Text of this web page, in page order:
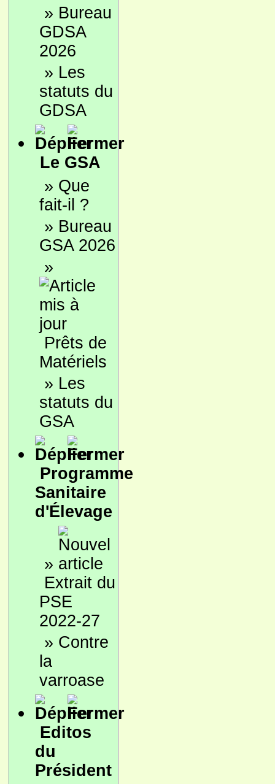
» Bureau
GDSA
2026
» Les
statuts du
GDSA
Le GSA
» Que
fait-il ?
» Bureau
GSA 2026
»
Prêts de
Matériels
» Les
statuts du
GSA
Programme
Sanitaire
d'Élevage
»
Extrait du
PSE
2022-27
» Contre
la
varroase
Editos
du
Président